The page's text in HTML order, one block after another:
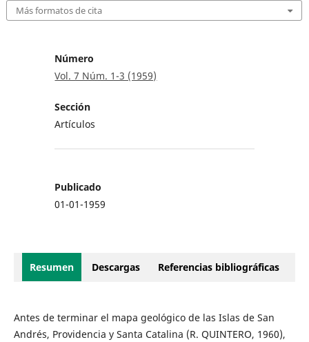
Más formatos de cita
Número
Vol. 7 Núm. 1-3 (1959)
Sección
Artículos
Publicado
01-01-1959
Resumen Descargas Referencias bibliográficas
Antes de terminar el mapa geológico de las Islas de San
Andrés, Providencia y Santa Catalina (R. QUINTERO, 1960),